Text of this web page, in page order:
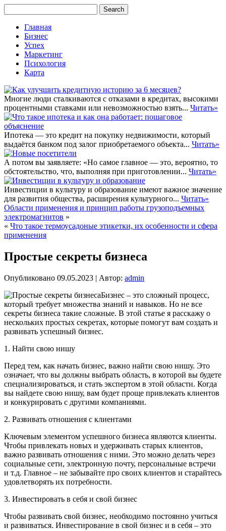
Главная
Бизнес
Успех
Маркетинг
Психология
Карта
Многие люди сталкиваются с отказами в кредитах, высокими
процентными ставками или невозможностью взять... Читать»
Ипотека — это кредит на покупку недвижимости, который
выдаётся банком под залог приобретаемого объекта... Читать»
А потом вы заявляете: «Но самое главное — это, вероятно, то
обстоятельство, что, выполняя при приготовлении... Читать»
Инвестиции в культуру и образование имеют важное значение
для развития общества, расширения культурного... Читать»
Области применения и принцип работы грузоподъемных
электромагнитов »
« Что такое термоусадоные этикетки, их особенности и сфера
применения
Простые секреты бизнеса
Опубликовано 09.05.2023 | Автор: admin
Бизнес – это сложный процесс,
который требует множества знаний и навыков. Но не все
секреты бизнеса такие сложные. В этой статье я расскажу о
нескольких простых секретах, которые помогут вам создать и
развивать успешный бизнес.
1. Найти свою нишу
Перед тем, как начать бизнес, важно найти свою нишу. Это
означает, что вы должны выбрать область, в которой вы будете
специализироваться, и стать экспертом в этой области. Когда
вы найдете свою нишу, вам будет проще привлекать клиентов
и конкурировать с другими компаниями.
2. Развивать отношения с клиентами
Ключевым элементом успешного бизнеса являются клиенты.
Чтобы привлекать новых и удерживать старых клиентов,
важно развивать отношения с ними. Это можно делать через
социальные сети, электронную почту, персональные встречи
и т.д. Главное – не забывайте про своих клиентов и старайтесь
удовлетворять их потребности.
3. Инвестировать в себя и свой бизнес
Чтобы развивать свой бизнес, необходимо постоянно учиться
и развиваться. Инвестирование в свой бизнес и в себя – это